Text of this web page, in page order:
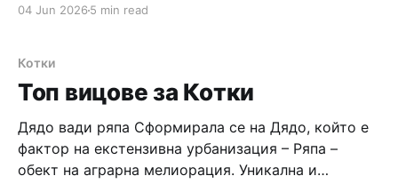
време и изведнъж се появил
04 Jun 2026 5 min read
Котки
Топ вицове за Котки
Дядо вади ряпа Сформирала се на Дядо, който е
фактор на екстензивна урбанизация – Ряпа –
обект на аграрна мелиорация. Уникална и